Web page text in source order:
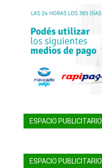
ESPACIO PUBLICITARIO
ESPACIO PUBLICITARIO